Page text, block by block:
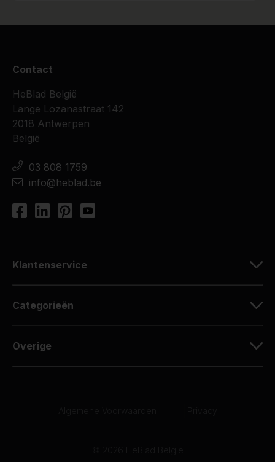
Contact
HeBlad België
Lange Lozanastraat 142
2018 Antwerpen
België
03 808 1759
info@heblad.be
Klantenservice
Categorieën
Overige